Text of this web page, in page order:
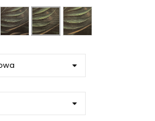
Ziarno Płótno Beton
strukturalny